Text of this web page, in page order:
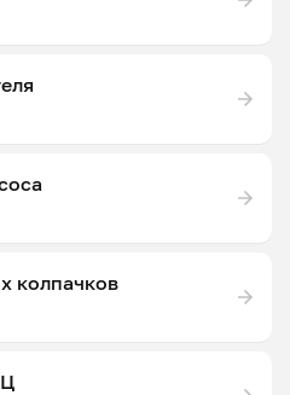
колпачков